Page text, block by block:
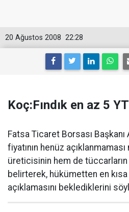
22:28
20 Ağustos 2008
Koç:Fındık en az 5
Fatsa Ticaret Borsası Başkanı
fiyatının henüz
üreticisinin hem de
belirterek, hükümetten en kısa
açıklamasını beklediklerini